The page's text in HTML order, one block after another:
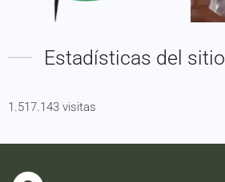
Estadísticas del sitio
1.517.143 visitas